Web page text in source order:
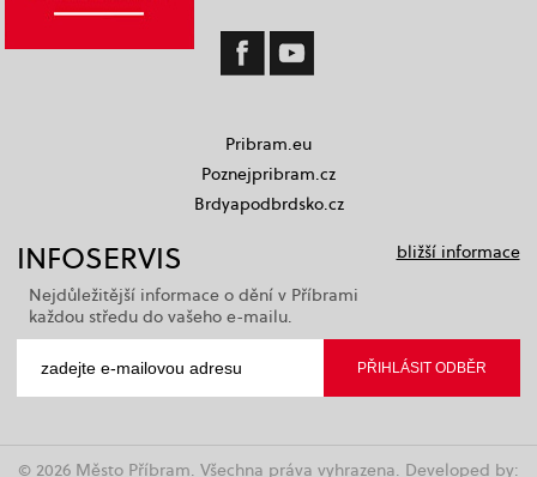
Pribram.eu
Poznejpribram.cz
Brdyapodbrdsko.cz
INFOSERVIS
bližší informace
Nejdůležitější informace o dění v Příbrami
každou středu do vašeho e-mailu.
© 2026 Město Příbram. Všechna práva vyhrazena. Developed by: